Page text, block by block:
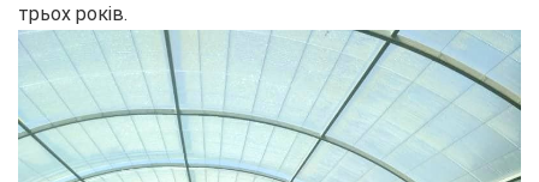
трьох років.